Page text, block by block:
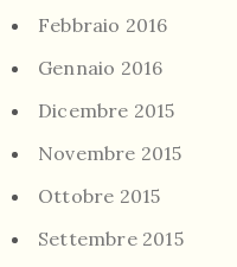
Febbraio 2016
Gennaio 2016
Dicembre 2015
Novembre 2015
Ottobre 2015
Settembre 2015